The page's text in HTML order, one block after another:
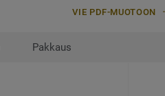
VIE PDF-MUOTOON
Pakkaus